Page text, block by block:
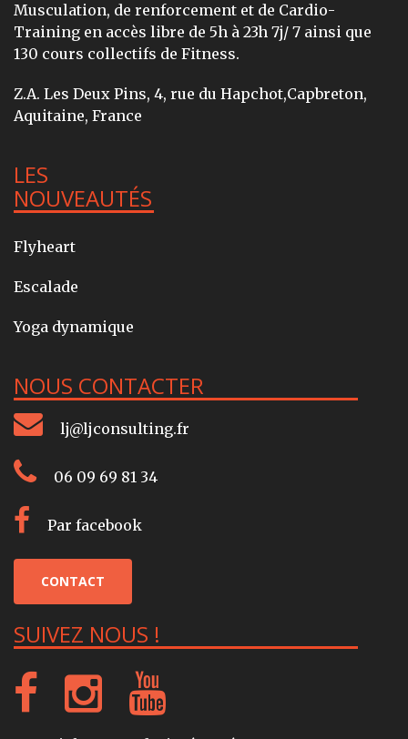
Musculation, de renforcement et de Cardio-
Training en accès libre de 5h à 23h 7j/ 7 ainsi que
130 cours collectifs de Fitness.
Z.A. Les Deux Pins, 4, rue du Hapchot,Capbreton,
Aquitaine, France
LES
NOUVEAUTÉS
Flyheart
Escalade
Yoga dynamique
NOUS CONTACTER
lj@ljconsulting.fr
06 09 69 81 34
Par facebook
CONTACT
SUIVEZ NOUS !